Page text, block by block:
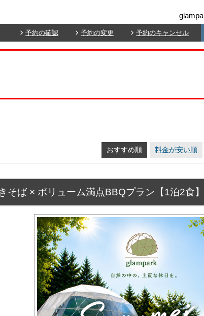
予約の確認 予約の変更 予約のキャンセル
おすすめ順 料金が安い順
ば × ボリューム満点BBQプラン【1泊2食】